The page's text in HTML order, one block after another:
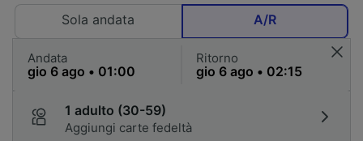
Sola andata
A/R
Andata Ritorno
1 adulto (30-59)
Aggiungi carte fedeltà